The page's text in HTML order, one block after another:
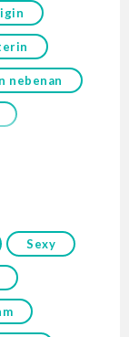
nebenan
Sexy